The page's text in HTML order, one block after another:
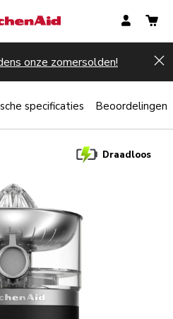
onze zomersolden!
Draadloos
specificaties Beoordelingen